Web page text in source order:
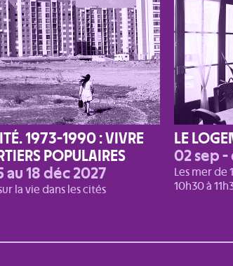
1973-1990 : VIVRE
POPULAIRES
au 18 déc 2027
la vie dans les cités
LE
02 sep -
Les mer de
10h30 à